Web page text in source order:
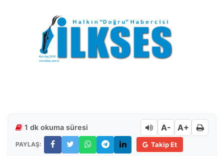
1 dk okuma süresi A- A+
PAYLAŞ: Takip Et